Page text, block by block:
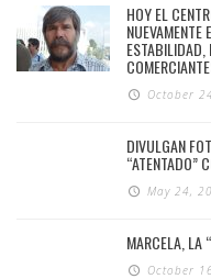
HOY EL
NUEVAMENTE
ESTABILIDAD,
October
DIVULGAN
“ATENTADO”
May 24,
MARCELA, LA
October